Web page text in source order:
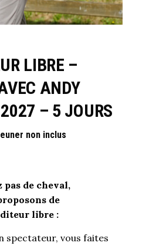
LIBRE –
ANDY
– 5 JOURS
non inclus
pas de cheval,
de
libre :
spectateur, vous faites